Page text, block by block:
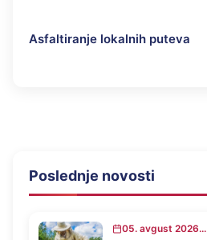
Asfaltiranje lokalnih puteva
Poslednje novosti
05. avgust 2026...